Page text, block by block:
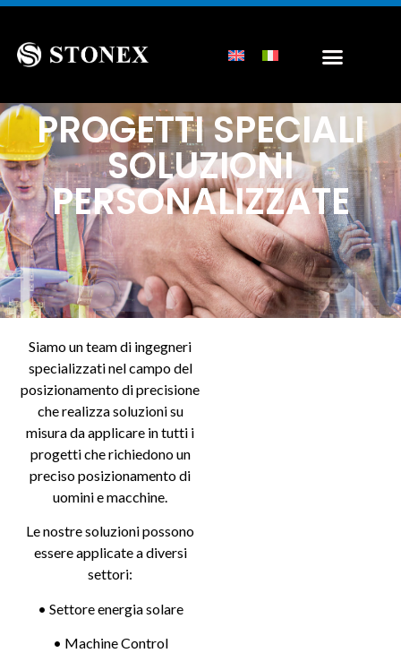
PROGETTI SPECIALI
SOLUZIONI
PERSONALIZZATE
Siamo un team di ingegneri
specializzati nel campo del
posizionamento di precisione
che realizza soluzioni su
misura da applicare in tutti i
progetti che richiedono un
preciso posizionamento di
uomini e macchine.
Le nostre soluzioni possono
essere applicate a diversi
settori:
• Settore energia solare
• Machine Control